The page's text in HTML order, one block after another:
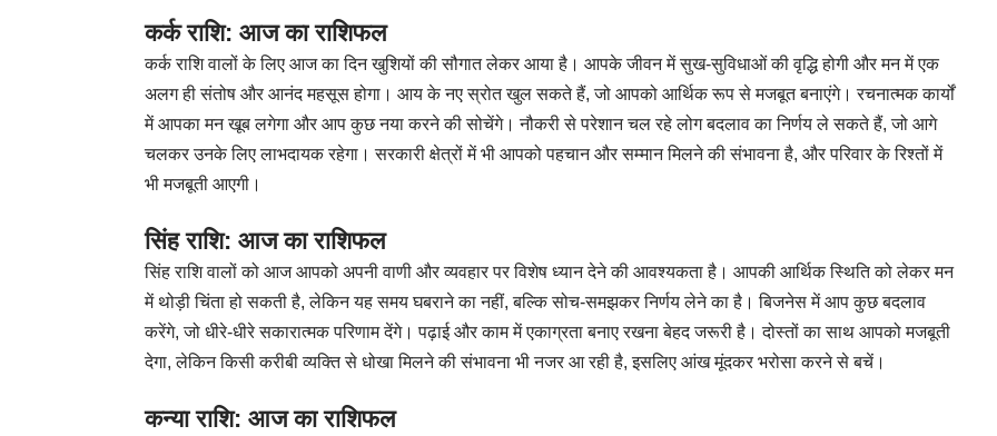
कर्क राशि: आज का राशिफल
कर्क राशि वालों के लिए आज का दिन खुशियों की सौगात लेकर आया है। आपके जीवन में सुख-सुविधाओं की वृद्धि होगी और मन में एक
अलग ही संतोष और आनंद महसूस होगा। आय के नए स्रोत खुल सकते हैं, जो आपको आर्थिक रूप से मजबूत बनाएंगे। रचनात्मक कार्यों
में आपका मन खूब लगेगा और आप कुछ नया करने की सोचेंगे। नौकरी से परेशान चल रहे लोग बदलाव का निर्णय ले सकते हैं, जो आगे
चलकर उनके लिए लाभदायक रहेगा। सरकारी क्षेत्रों में भी आपको पहचान और सम्मान मिलने की संभावना है, और परिवार के रिश्तों में
भी मजबूती आएगी।
सिंह राशि: आज का राशिफल
सिंह राशि वालों को आज आपको अपनी वाणी और व्यवहार पर विशेष ध्यान देने की आवश्यकता है। आपकी आर्थिक स्थिति को लेकर मन
में थोड़ी चिंता हो सकती है, लेकिन यह समय घबराने का नहीं, बल्कि सोच-समझकर निर्णय लेने का है। बिजनेस में आप कुछ बदलाव
करेंगे, जो धीरे-धीरे सकारात्मक परिणाम देंगे। पढ़ाई और काम में एकाग्रता बनाए रखना बेहद जरूरी है। दोस्तों का साथ आपको मजबूती
देगा, लेकिन किसी करीबी व्यक्ति से धोखा मिलने की संभावना भी नजर आ रही है, इसलिए आंख मूंदकर भरोसा करने से बचें।
कन्या राशि: आज का राशिफल